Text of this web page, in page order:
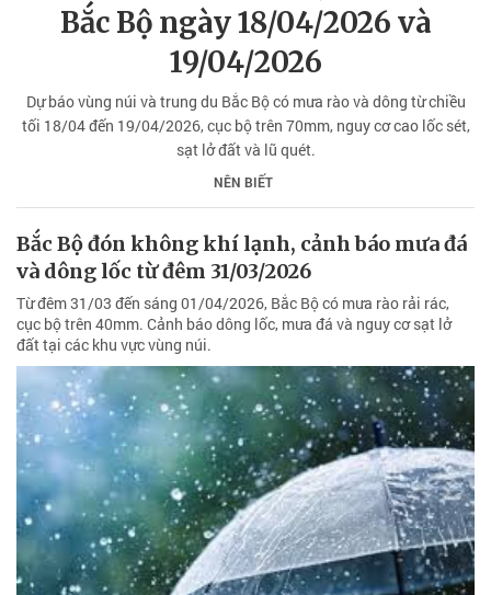
Bắc Bộ ngày 18/04/2026 và
19/04/2026
Dự báo vùng núi và trung du Bắc Bộ có mưa rào và dông từ chiều
tối 18/04 đến 19/04/2026, cục bộ trên 70mm, nguy cơ cao lốc sét,
sạt lở đất và lũ quét.
NÊN BIẾT
Bắc Bộ đón không khí lạnh, cảnh báo mưa đá
và dông lốc từ đêm 31/03/2026
Từ đêm 31/03 đến sáng 01/04/2026, Bắc Bộ có mưa rào rải rác,
cục bộ trên 40mm. Cảnh báo dông lốc, mưa đá và nguy cơ sạt lở
đất tại các khu vực vùng núi.